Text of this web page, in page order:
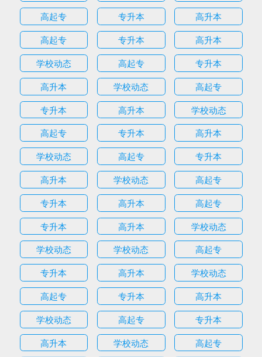
高起专
专升本
高升本
高起专
专升本
高升本
学校动态
高起专
专升本
高升本
学校动态
高起专
专升本
高升本
学校动态
高起专
专升本
高升本
学校动态
高起专
专升本
高升本
学校动态
高起专
专升本
高升本
高起专
专升本
高升本
学校动态
学校动态
学校动态
高起专
专升本
高升本
学校动态
高起专
专升本
高升本
学校动态
高起专
专升本
高升本
学校动态
高起专